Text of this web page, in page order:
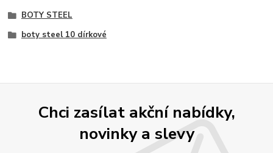
BOTY STEEL
boty steel 10 dírkové
Chci zasílat akční nabídky,
novinky a slevy